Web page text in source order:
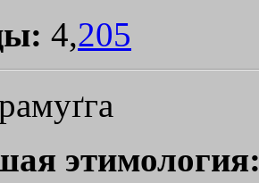
4,205